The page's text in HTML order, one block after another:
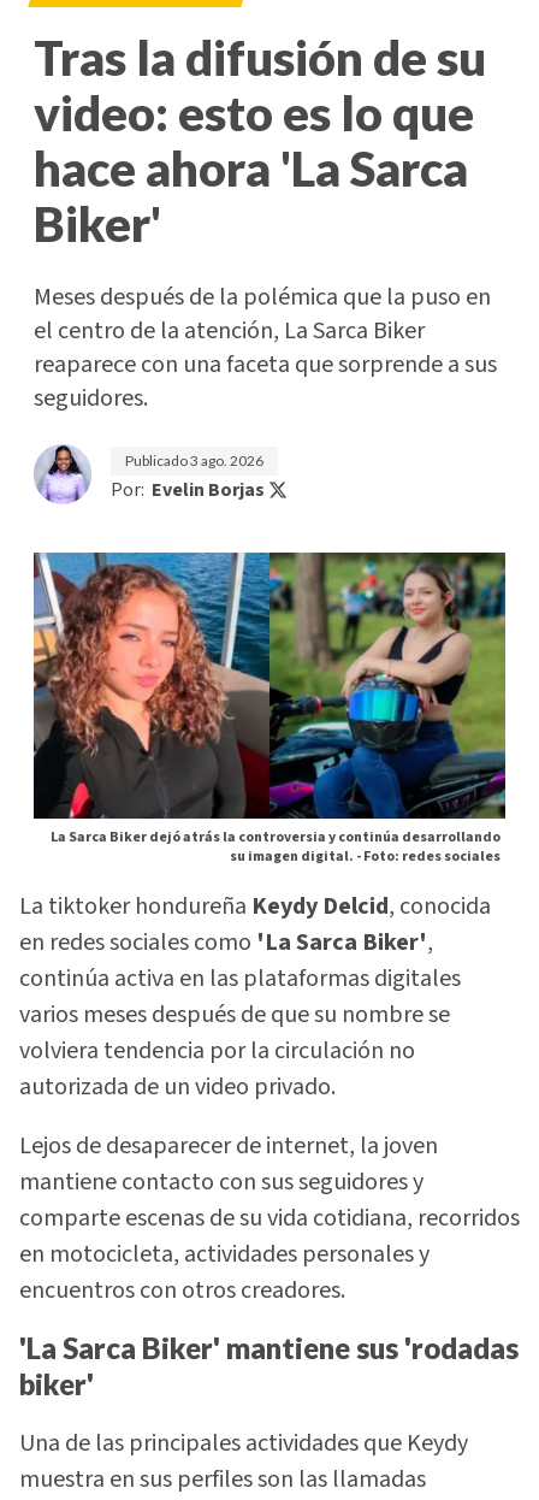
Tras la difusión de su
video: esto es lo que
hace ahora 'La Sarca
Biker'
Meses después de la polémica que la puso en
el centro de la atención, La Sarca Biker
reaparece con una faceta que sorprende a sus
seguidores.
Publicado3 ago. 2026
Por: Evelin Borjas
La Sarca Biker dejó atrás la controversia y continúa desarrollando
su imagen digital. -Foto: redes sociales
La tiktoker hondureña Keydy Delcid, conocida
en redes sociales como 'La Sarca Biker',
continúa activa en las plataformas digitales
varios meses después de que su nombre se
volviera tendencia por la circulación no
autorizada de un video privado.
Lejos de desaparecer de internet, la joven
mantiene contacto con sus seguidores y
comparte escenas de su vida cotidiana, recorridos
en motocicleta, actividades personales y
encuentros con otros creadores.
'La Sarca Biker' mantiene sus 'rodadas
biker'
Una de las principales actividades que Keydy
muestra en sus perfiles son las llamadas